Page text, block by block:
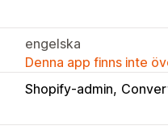
engelska
Denna app finns inte
Shopify-admin